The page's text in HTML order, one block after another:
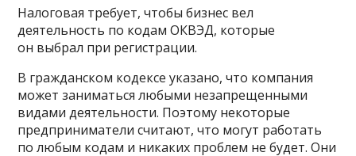
Налоговая требует, чтобы бизнес вел
деятельность по кодам ОКВЭД, которые
он выбрал при регистрации.
В гражданском кодексе указано, что компания
может заниматься любыми незапрещенными
видами деятельности. Поэтому некоторые
предприниматели считают, что могут работать
по любым кодам и никаких проблем не будет. Они